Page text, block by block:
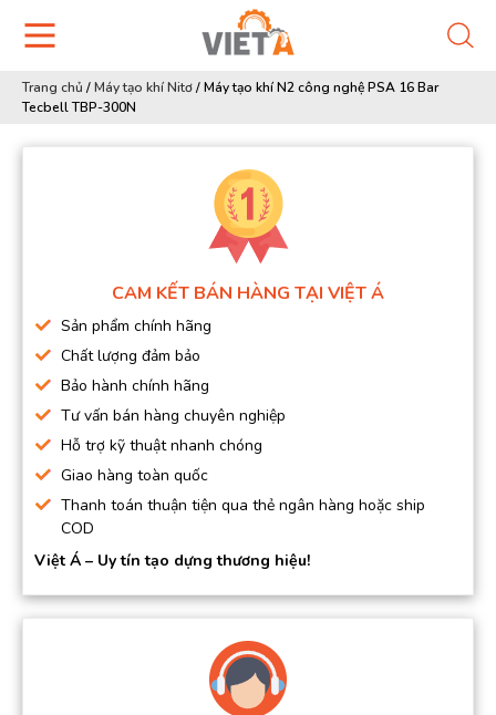
Trang chủ /Máy tạo khí Nitơ/Máy tạo khí N2 công nghệ PSA 16 Bar
Tecbell TBP-300N
CAM KẾT BÁN HÀNG TẠI VIỆT Á
Sản phẩm chính hãng
Chất lượng đảm bảo
Bảo hành chính hãng
Tư vấn bán hàng chuyên nghiệp
Hỗ trợ kỹ thuật nhanh chóng
Giao hàng toàn quốc
Thanh toán thuận tiện qua thẻ ngân hàng hoặc ship
COD
Việt Á – Uy tín tạo dựng thương hiệu!